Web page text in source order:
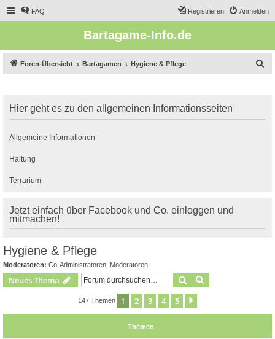
FAQ Anmelden
Registrieren
Bartagame-Info.de
Foren-Übersicht Bartagamen Hygiene & Pflege
e
Hier geht es zu den allgemeinen Informationsseiten
Allgemeine Informationen
Haltung
Terrarium
Jetzt einfach über Facebook und Co. einloggen und
mitmachen!
Hygiene & Pflege
Moderatoren: Co-Administratoren Moderatoren
Neues Thema Suche
147 Themen 1 2 3 4 5
Themen